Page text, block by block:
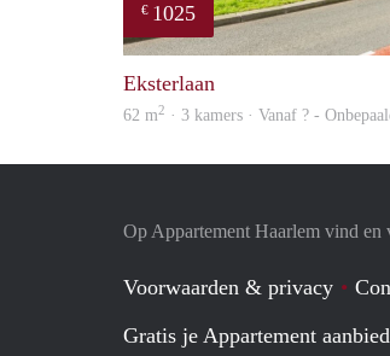
€ 1025
Eksterlaan
62 m2 · 3 kamers · Vanaf ? -
Op Appartement Haarlem vind
Voorwaarden & privacy
Gratis je Appartement